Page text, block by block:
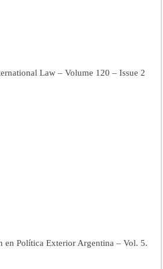
Law – Volume 120 – Issue 2
en Política Exterior Argentina – Vol. 5.